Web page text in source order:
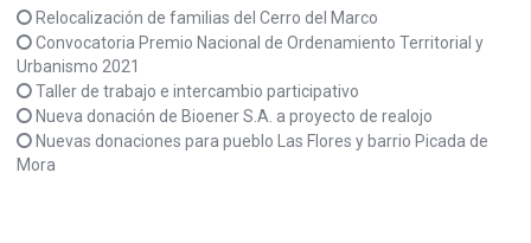
Relocalización de familias del Cerro del Marco
Convocatoria Premio Nacional de Ordenamiento Territorial y
Urbanismo 2021
Taller de trabajo e intercambio participativo
Nueva donación de Bioener S.A. a proyecto de realojo
Nuevas donaciones para pueblo Las Flores y barrio Picada de
Mora